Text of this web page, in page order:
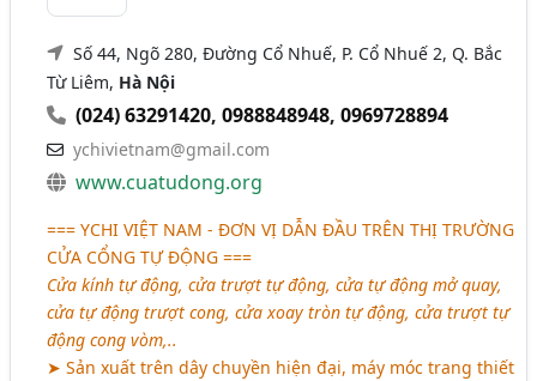
Số 44, Ngõ 280, Đường Cổ Nhuế, P. Cổ Nhuế 2, Q. Bắc
Từ Liêm, Hà Nội
(024) 63291420,0988848948,0969728894
ychivietnam@gmail.com
www.cuatudong.org
=== YCHI VIỆT NAM - ĐƠN VỊ DẪN ĐẦU TRÊN THỊ TRƯỜNG
CỬA CỔNG TỰ ĐỘNG ===
Cửa kính tự động, cửa trượt tự động, cửa tự động mở quay,
cửa tự động trượt cong, cửa xoay tròn tự động, cửa trượt tự
động cong vòm,..
➤ Sản xuất trên dây chuyền hiện đại, máy móc trang thiết